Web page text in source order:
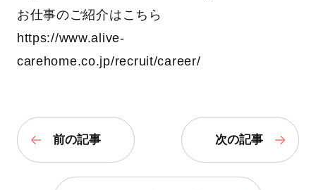
お仕事のご紹介はこちら
https://www.alive-
carehome.co.jp/recruit/career/
前の記事 次の記事